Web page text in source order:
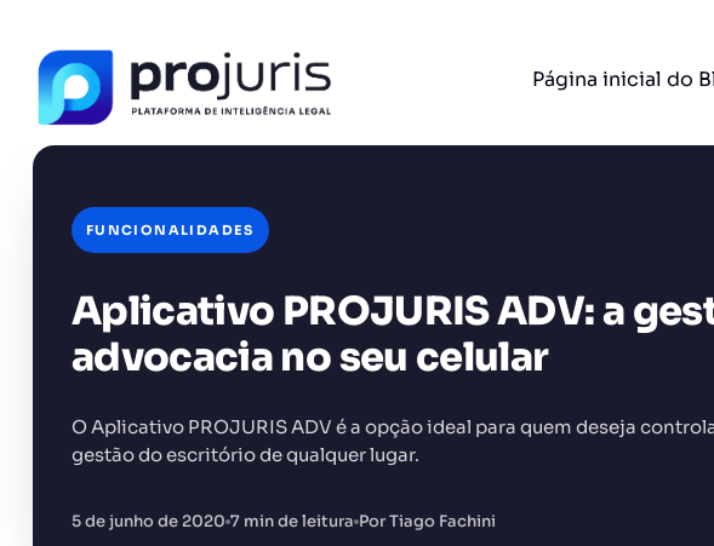
Página inicial do
FUNCIONALIDADES
Aplicativo PROJURIS ADV: a
advocacia no seu celular
O Aplicativo PROJURIS ADV é a opção ideal para quem deseja
gestão do escritório de qualquer lugar.
5 de junho de 2020 7 min de leitura Por Tiago Fachini
FERRAMENTA RECOMENDADA PARA ESTE CONTEÚDO
Sumarizador de Contratos